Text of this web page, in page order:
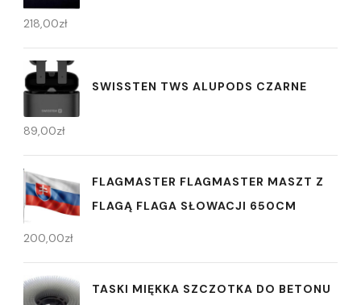
218,00zł
SWISSTEN TWS ALUPODS CZARNE
89,00zł
FLAGMASTER FLAGMASTER MASZT Z
FLAGĄ FLAGA SŁOWACJI 650CM
200,00zł
TASKI MIĘKKA SZCZOTKA DO BETONU